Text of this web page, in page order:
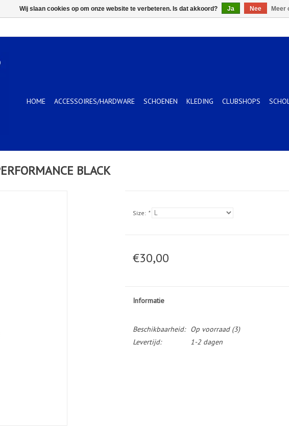
HOME ACCESSOIRES/HARDWARE SCHOENEN KLEDING CLUBSHOPS
BLACK
Size: *
€30,00
Informatie
Beschikbaarheid: Op voorraad(3)
Levertijd:
1-2 dagen
Wij slaan cookies op om onze website te verbeteren. Is dat akkoord? Ja Nee Meer